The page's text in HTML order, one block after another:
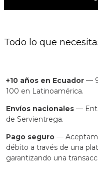
Todo lo que
+10 años en Ecuador —
100 en Latinoamérica.
Envíos nacionales —
de Servientrega.
Pago seguro —
débito a través de una
garantizando una